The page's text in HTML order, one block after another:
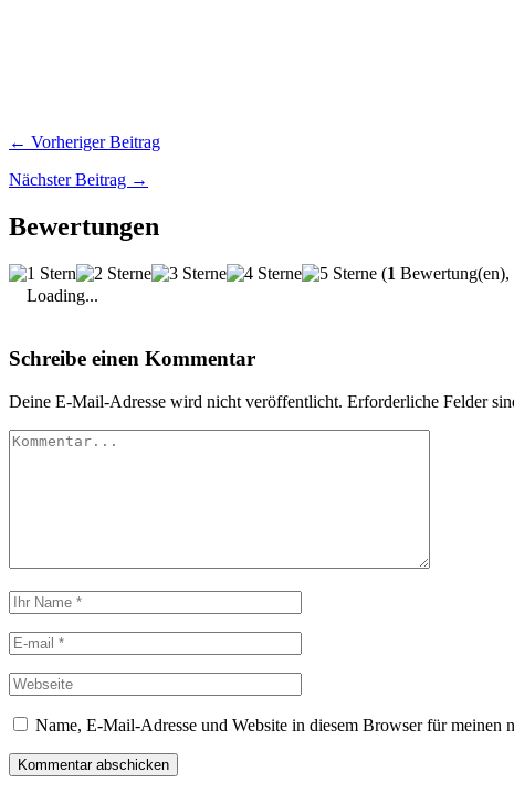
← Vorheriger Beitrag
Nächster Beitrag →
Bewertungen
(1
Loading...
Schreibe einen Kommentar
Deine E-Mail-Adresse wird nicht veröffentlicht. Erforderliche Felder
Name, E-Mail-Adresse und Website in diesem Browser für meinen